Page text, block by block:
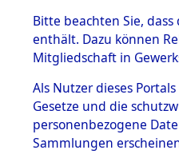
BESTÄNDE
1.
mente
5. Verschiedenes
5.3
Todesmärsche
Bitte beachten Sie,
enthält. Dazu können
Mitgliedschaft in
Als Nutzer dieses
Gesetze und die
personenbezogene
Sammlungen